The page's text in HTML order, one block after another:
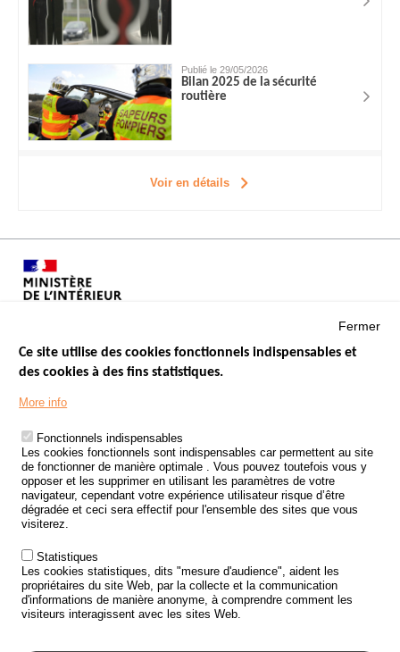
Publié le 29/05/2026
Bilan 2025 de la sécurité
routière
Voir en détails
Menu
Footer
LES SITES PUBLICS
ÉTAT DE L’INSÉCURITÉ ROUTIÈRE
TRAITEMENT DES DONNÉES PERSONNELLES DES ACCIDENTS DE
LA ROUTE
ETUDES ET RECHERCHES
APPEL À PROJETS
POLITIQUE DE SÉCURITÉ ROUTIÈRE
Outils
AGENDA
Fermer
Ce site utilise des cookies fonctionnels indispensables et
des cookies à des fins statistiques.
More info
Fonctionnels indispensables
Les cookies fonctionnels sont indispensables car permettent au site
de fonctionner de manière optimale . Vous pouvez toutefois vous y
opposer et les supprimer en utilisant les paramètres de votre
navigateur, cependant votre expérience utilisateur risque d’être
dégradée et ceci sera effectif pour l'ensemble des sites que vous
visiterez.
Statistiques
Les cookies statistiques, dits "mesure d'audience", aident les
propriétaires du site Web, par la collecte et la communication
d'informations de manière anonyme, à comprendre comment les
visiteurs interagissent avec les sites Web.